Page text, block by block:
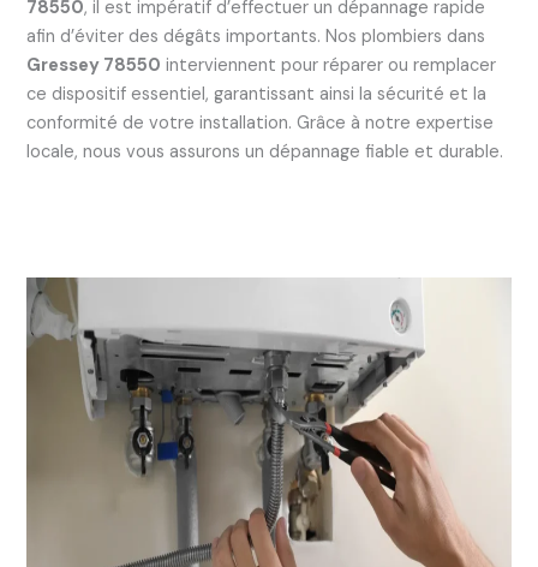
78550, il est impératif d’effectuer un dépannage rapide
afin d’éviter des dégâts importants. Nos plombiers dans
Gressey 78550 interviennent pour réparer ou remplacer
ce dispositif essentiel, garantissant ainsi la sécurité et la
conformité de votre installation. Grâce à notre expertise
locale, nous vous assurons un dépannage fiable et durable.